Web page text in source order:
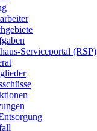
Serviceportal (RSP)